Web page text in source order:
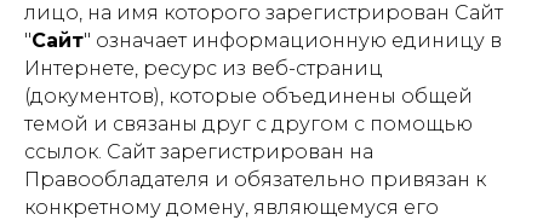
лицо, на имя которого зарегистрирован Сайт
"Сайт" означает информационную единицу в
Интернете, ресурс из веб-страниц
(документов), которые объединены общей
темой и связаны друг с другом с помощью
ссылок. Сайт зарегистрирован на
Правообладателя и обязательно привязан к
конкретному домену, являющемуся его